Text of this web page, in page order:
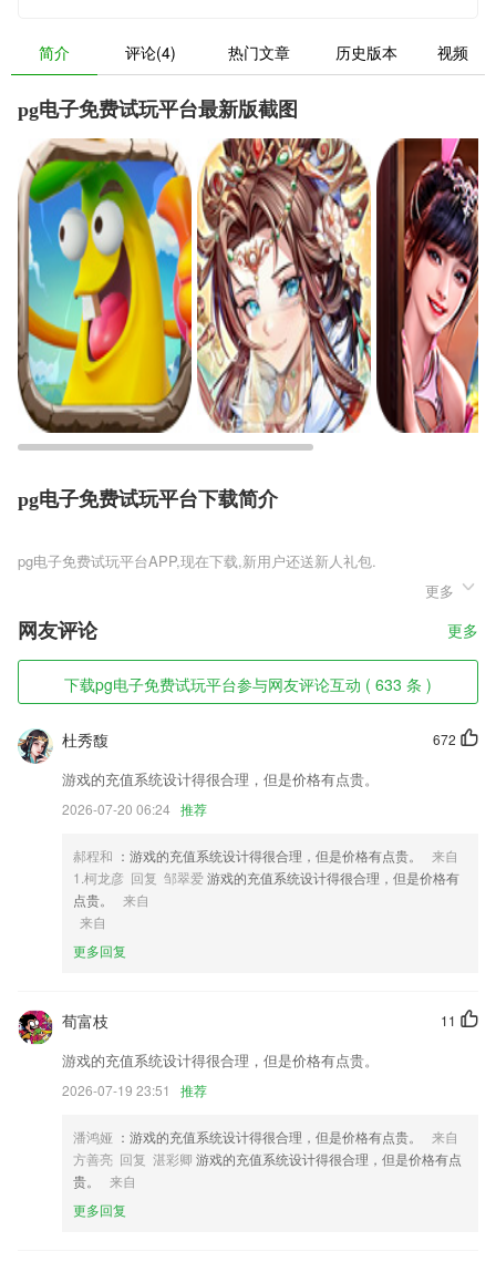
简介 评论(4) 热门文章 历史版本 视频
pg电子免费试玩平台最新版截图
pg电子免费试玩平台下载简介
pg电子免费试玩平台
pg电子免费试玩平台是一款非常特别的知名的东方project热门手游二次
创作作品，在游戏中，玩家可以选择自己喜欢的角色，透过掷骰来进行移
动，并在地图上的格子里购买道具、进行对战、触发事件等等，游戏网罗
了东方project精美内的人气角色，让玩家们在幻想乡舞台上展开全新战斗
冒险的大富翁型桌上游戏。借此来赚取金钱，朝胜利目标不断前进，体验
不一样的东方project全新魅力!
pg电子免费试玩平台软件特色
1,单词背诵：电脑手机同步进度，支持自定义生词本，背词闯关赚豆换礼
3,权限设置精细，各部门使用人员各司其职，互不干扰。
4,拨动录音开关，1秒内开启录音，不需按开机键，不需连接手机
5,智能导诊：根据您的身体症状推荐各医院科室医生
6,自动更新
1.可以通过平台查看老师布置的作业任务，非常方便；
2.专业的教材，智能AI题库！APP自动生成测试记录。
3.记录每天学习情况，词书学习一目了然。
4.针对教学清晰知识点
5.实时更新宝宝课程
6.·收藏需要特别注意的题目，时刻加深理解
更多
网友评论 更多
下载pg电子免费试玩平台参与网友评论互动 ( 633 条 )
672
杜秀馥
游戏的充值系统设计得很合理，但是价格有点贵。
2026-07-20 06:24 推荐
郝程和 ：游戏的充值系统设计得很合理，但是价格有点贵。
来自
1.柯龙彦 回复 邹翠爱游戏的充值系统设计得很合理，但是价格有
点贵。
来自
来自
更多回复
11
荀富枝
游戏的充值系统设计得很合理，但是价格有点贵。
2026-07-19 23:51 推荐
潘鸿娅 ：游戏的充值系统设计得很合理，但是价格有点贵。
来自
方善亮 回复 湛彩卿 游戏的充值系统设计得很合理，但是价格有点
贵。
来自
更多回复